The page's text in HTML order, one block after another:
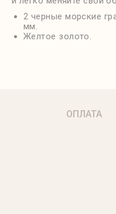
2 черные морские
мм.
Желтое золото.
ОПЛАТА